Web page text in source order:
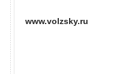
www.volzsky.ru